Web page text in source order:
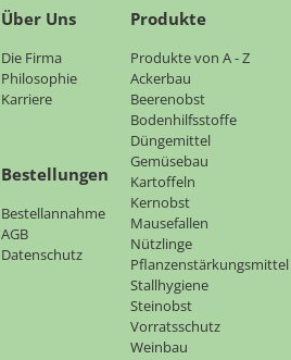
Über Uns
Navigation
überspringen
Die Firma
Philosophie
Karriere
Bestellungen
Bestellannahme
AGB
Datenschutz
Produkte
Navigation
überspringen
Produkte von A - Z
Ackerbau
Beerenobst
Bodenhilfsstoffe
Düngemittel
Gemüsebau
Kartoffeln
Kernobst
Mausefallen
Nützlinge
Pflanzenstärkungsmittel
Stallhygiene
Steinobst
Vorratsschutz
Weinbau